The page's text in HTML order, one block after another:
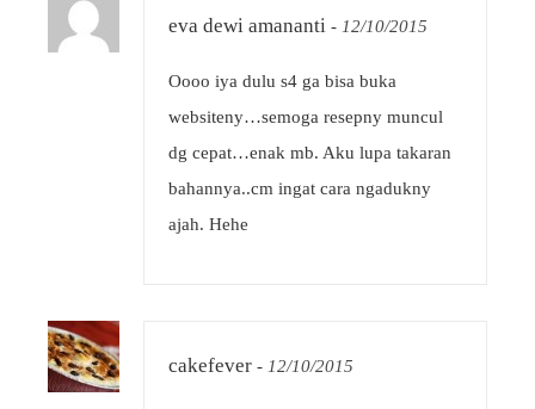
eva dewi amananti - 12/10/2015
Oooo iya dulu s4 ga bisa buka
websiteny…semoga resepny muncul
dg cepat…enak mb. Aku lupa takaran
bahannya..cm ingat cara ngadukny
ajah. Hehe
cakefever - 12/10/2015